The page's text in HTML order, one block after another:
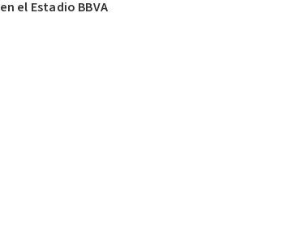
en el Estadio BBVA